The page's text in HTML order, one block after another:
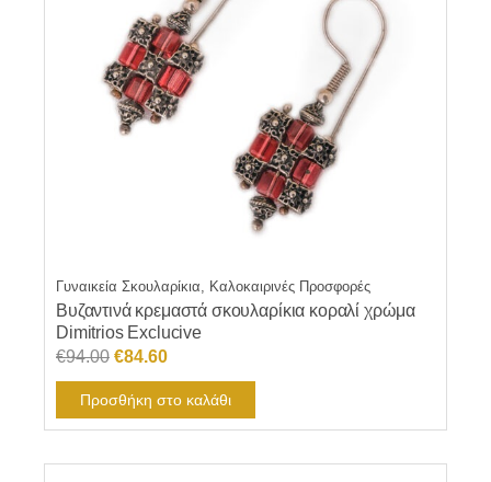
Γυναικεία Σκουλαρίκια, Καλοκαιρινές Προσφορές
Βυζαντινά κρεμαστά σκουλαρίκια κοραλί χρώμα
Dimitrios Exclucive
€94.00 Original
price
was:
€94.00.
€84.60Η
τρέχουσα
τιμή
είναι:
€84.60.
Προσθήκη στο καλάθι